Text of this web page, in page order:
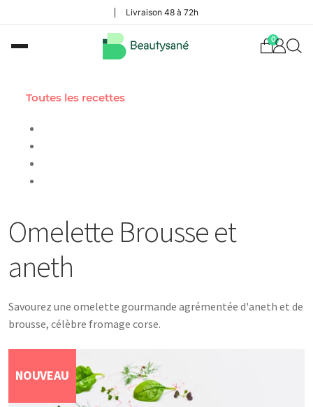
Livraison 48 à 72h
0
Toutes les recettes
Omelette Brousse et
aneth
Savourez une omelette gourmande agrémentée d'aneth et de
brousse, célèbre fromage corse.
NOUVEAU